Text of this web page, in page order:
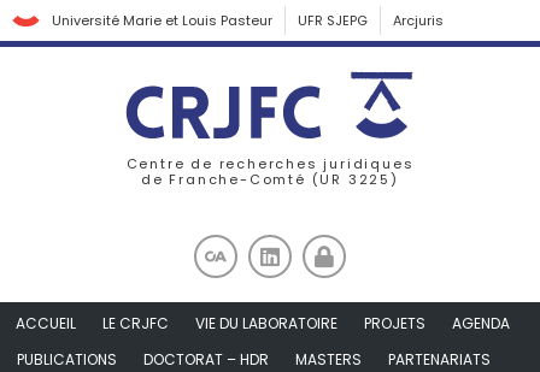
Université Marie et Louis Pasteur UFR SJEPG Arcjuris
Centre de recherches juridiques
de Franche-Comté (UR 3225)
ACCUEIL LE CRJFC VIE DU LABORATOIRE PROJETS
AGENDA
PUBLICATIONS
DOCTORAT – HDR MASTERS PARTENARIATS